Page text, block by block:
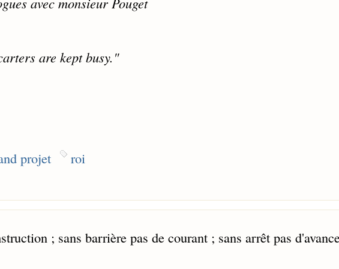
are kept busy."
projet roi
; sans barrière pas de courant ; sans arrêt pas